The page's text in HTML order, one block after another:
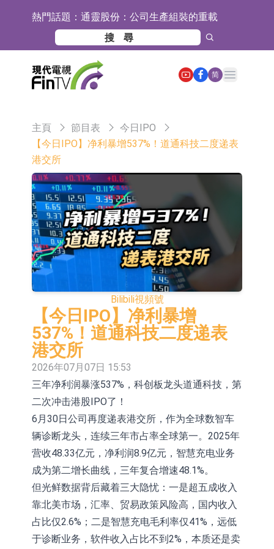
熱門話題： 通靈股份：公司生產組裝的重載
TD550無人機具備行業先發產品優勢
千方科技：已形成車路云協同的L4級
商用車技術體系 並進入小規模商用示
範階段
京東物流與迅銷集團達成戰略合作 共
建全球物流供應鏈網絡
航天電器：子公司蘇州華旃的高速模
段
【異動股】分立器件板塊下挫，锴威
股份(002458.CN)漲10.02%
台積電7月營收同比增加44.7%
【異動股】港股漲幅榜前十，易居企
業控股(02048.HK)漲+84.21%，金輝
控股(09993.HK)漲+45.60%
新時達：暫未生產四足載人機器人
【異動股】雞肉概念板塊拉升，益生
股份(002458.CN)漲10.02%
【異動股】CRO板塊拉升，藥康生物
(688046.CN)漲19.99%
【異動股】診斷服務板塊拉升，貝瑞
基因(000710.CN)漲10.02%
「X-Day」西麗湖路演社清華校友電
子信息專場成功舉辦
【異動股】港股跌幅榜前十，賽迪顧
問(02176.HK)跌36.75%，佳明集團控
股(01271.HK)跌30.56%
【異動股】港股漲幅榜前十，辰興發
展(02286.HK)漲+54.76%，金馬能源
(06885.HK)漲+44.17%
國泰君安國際(01788.HK)復牌
民富國際(08511.HK)復牌
石藥創新(300765.SZ)子公司SYS6037
注射液獲美國藥物還床試驗批准
華蘭生物：子公司華蘭疫苗正在開展
新型流感病毒mRNA疫苗研發工作
简
Open main menu
主頁 節目表
今日IPO
【今日IPO】净利暴增537%！道通科技二度递表
港交所
Bilibili視頻號
【今日IPO】净利暴增
537%！道通科技二度递表
港交所
2026年07月07日 15:53
三年净利润暴涨537%，科创板龙头道通科技，第
二次冲击港股IPO了！
6月30日公司再度递表港交所，作为全球数智车
辆诊断龙头，连续三年市占率全球第一。2025年
营收48.33亿元，净利润8.9亿元，智慧充电业务
成为第二增长曲线，三年复合增速48.1%。
但光鲜数据背后藏着三大隐忧：一是超五成收入
靠北美市场，汇率、贸易政策风险高，国内收入
占比仅2.6%；二是智慧充电毛利率仅41%，远低
于诊断业务，软件收入占比不到2%，本质还是卖